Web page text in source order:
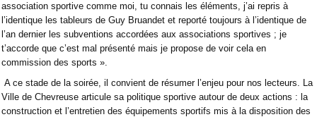
association sportive comme moi, tu connais les éléments, j’ai repris à
l’identique les tableurs de Guy Bruandet et reporté toujours à l’identique de
l’an dernier les subventions accordées aux associations sportives ; je
t’accorde que c’est mal présenté mais je propose de voir cela en
commission des sports ».
A ce stade de la soirée, il convient de résumer l’enjeu pour nos lecteurs. La
Ville de Chevreuse articule sa politique sportive autour de deux actions : la
construction et l’entretien des équipements sportifs mis à la disposition des